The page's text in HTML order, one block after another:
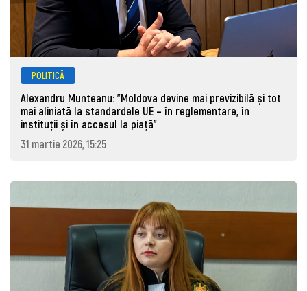
POLITICĂ
Alexandru Munteanu: "Moldova devine mai previzibilă și tot
mai aliniată la standardele UE – în reglementare, în
instituții și în accesul la piață"
31 martie 2026, 15:25